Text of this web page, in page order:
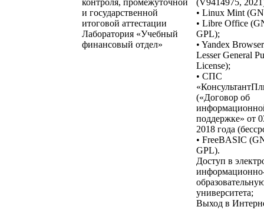
и государственной
итоговой аттестации
Лаборатория «Учебный
финансовый отдел»
• Linux Mint
• Libre Office
GPL);
• Yandex
Lesser General
License);
• СПС
(«Договор об
поддержке» от
2018 года
• FreeBASIC
GPL).
Доступ в
университета;
Выход в